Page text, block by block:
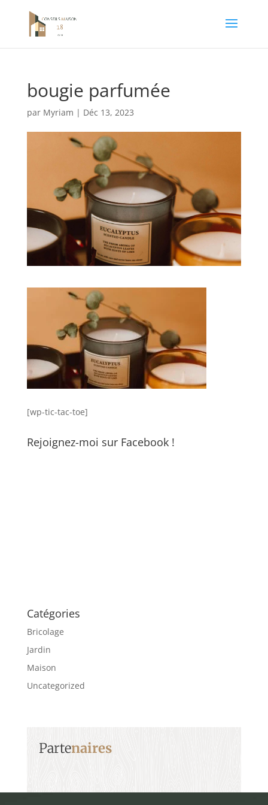
bougie parfumée
par Myriam | Déc 13, 2023
[wp-tic-tac-toe]
Rejoignez-moi sur Facebook !
Catégories
Bricolage
Jardin
Maison
Uncategorized
Partenaires